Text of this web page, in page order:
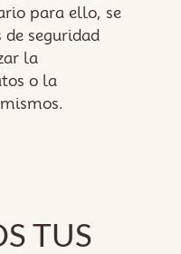
para ello, se
seguridad
la
o la
TUS